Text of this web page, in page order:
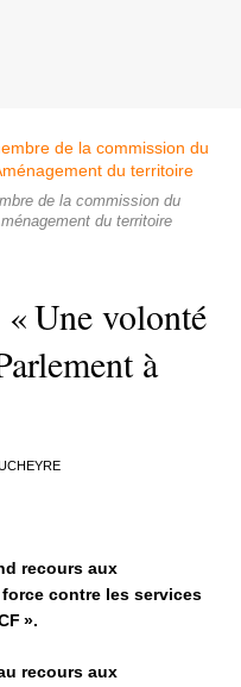
de la commission du
du territoire
Une volonté
à
recours aux
contre les services
».
recours aux